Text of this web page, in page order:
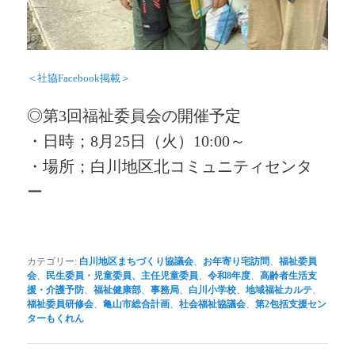
＜社協Facebook掲載＞
◎第3回福祉委員会の開催予定
・日時；8月25日（火）10:00～
・場所；白川地区北コミュニティセンタ
ー
カテゴリー: 白川地区まちづくり協議会、 お年寄り宅訪問、福祉委員
会、 民生委員・児童委員、主任児童委員、令和8年度、高齢者生活支
援・介護予防、福祉健康部、事務局、 白川小学校、地域福祉カルテ、
福祉委員研修会、亀山市総合計画、社会福祉協議会、第2包括支援セン
ターもくれん